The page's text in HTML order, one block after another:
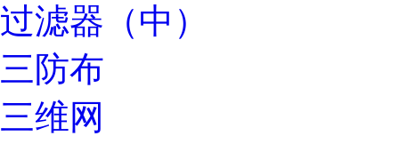
过滤器（中）
三防布
三维网